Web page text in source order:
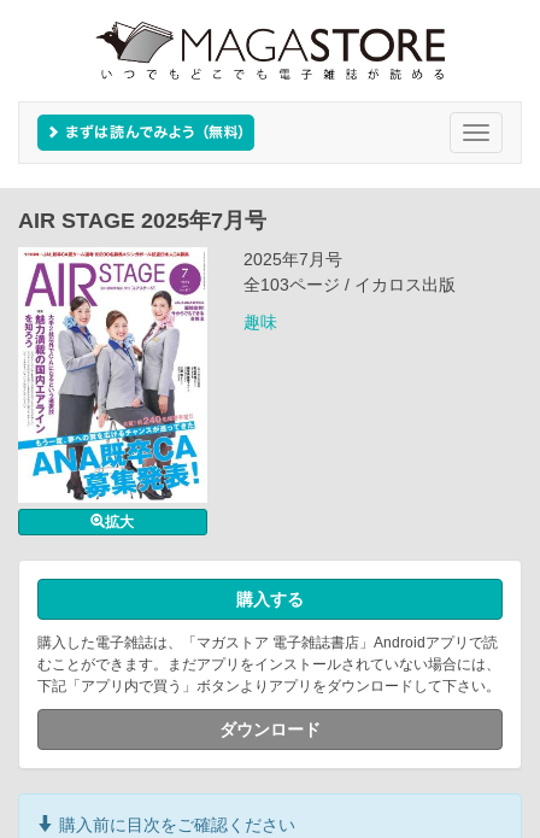
Toggle
AIR STAGE 2025年7月号
拡大
2025年7月号
全103ページ / イカロス出版
趣味
購入する
購入した電子雑誌は、「マガストア 電子雑誌書店」Androidアプリで読
むことができます。まだアプリをインストールされていない場合には、
下記「アプリ内で買う」ボタンよりアプリをダウンロードして下さい。
ダウンロード
購入前に目次をご確認ください